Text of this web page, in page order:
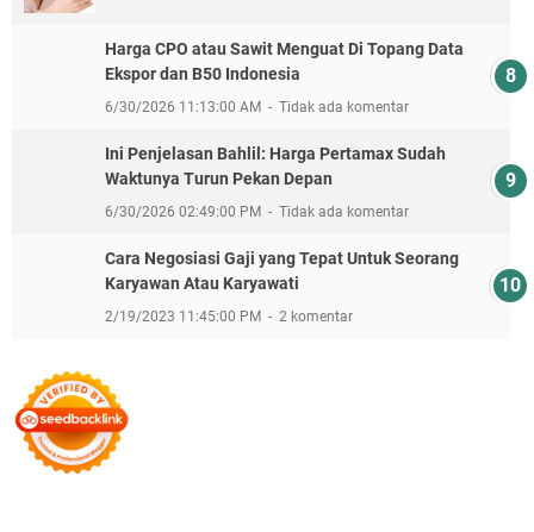
Harga CPO atau Sawit Menguat Di Topang Data
Ekspor dan B50 Indonesia
6/30/2026 11:13:00 AM Tidak ada komentar
Ini Penjelasan Bahlil: Harga Pertamax Sudah
Waktunya Turun Pekan Depan
6/30/2026 02:49:00 PM Tidak ada komentar
Cara Negosiasi Gaji yang Tepat Untuk Seorang
Karyawan Atau Karyawati
2/19/2023 11:45:00 PM 2 komentar